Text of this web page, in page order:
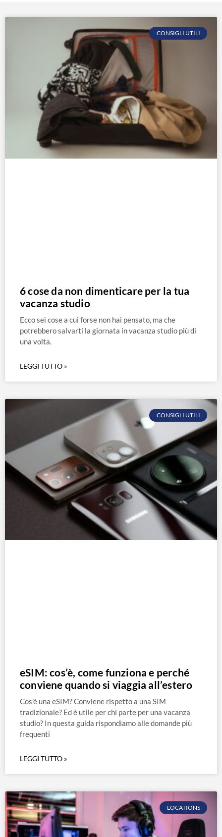
CONSIGLI UTILI
6 cose da non dimenticare per la tua
vacanza studio
Ecco sei cose a cui forse non hai pensato, ma che
potrebbero salvarti la giornata in vacanza studio più di
una volta.
LEGGI TUTTO »
CONSIGLI UTILI
eSIM: cos’è, come funziona e perché
conviene quando si viaggia all’estero
Cos’è una eSIM? Conviene rispetto a una SIM
tradizionale? Ed è utile per chi parte per una vacanza
studio? In questa guida rispondiamo alle domande più
frequenti
LEGGI TUTTO »
LOCATIONS